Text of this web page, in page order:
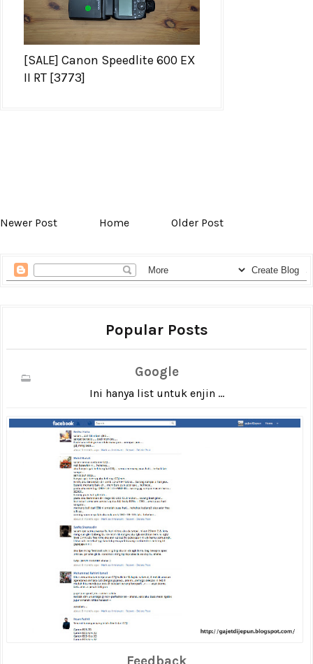
[SALE] Canon Speedlite 600 EX
II RT [3773]
Newer Post Home Older Post
Popular Posts
Google
Ini hanya list untuk enjin ...